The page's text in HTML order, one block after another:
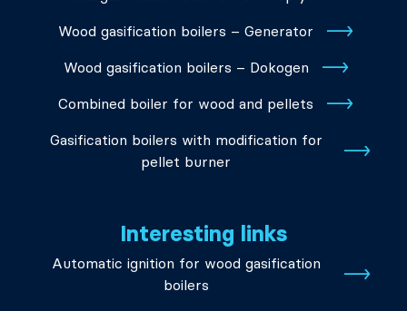
Wood gasification boilers – Generator
Wood gasification boilers – Dokogen
Combined boiler for wood and pellets
Gasification boilers with modification for
pellet burner
Interesting links
Automatic ignition for wood gasification
boilers